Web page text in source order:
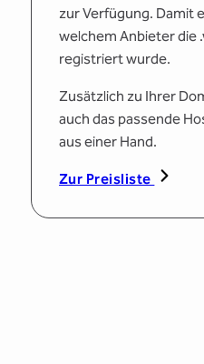
zur Verfügung. Damit
welchem Anbieter die
registriert wurde.
Zusätzlich zu Ihrer
auch das passende
aus einer Hand.
Zur Preisliste